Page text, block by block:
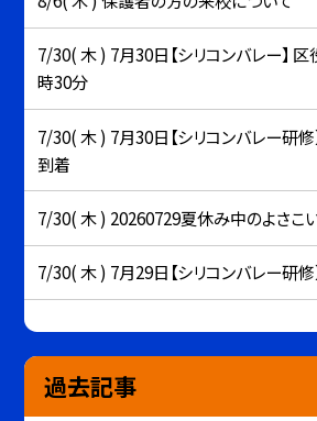
7/30( 木 ) 7月30日【シリコンバレー】
時30分
7/30( 木 ) 7月30日【シリコンバレー研
到着
7/30( 木 ) 20260729夏休み中のよさこ
7/30( 木 ) 7月29日【シリコンバレー研修
過去記事